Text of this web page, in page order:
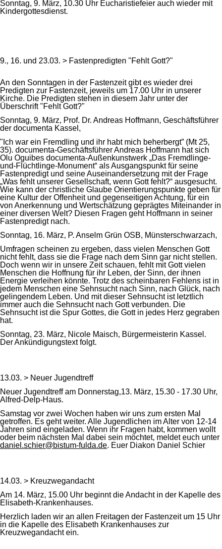
Sonntag, 9. März, 10.30 Uhr Eucharistiefeier auch wieder mit
Kindergottesdienst.
9., 16. und 23.03. > Fastenpredigten "Fehlt Gott?"
An den Sonntagen in der Fastenzeit gibt es wieder drei
Predigten zur Fastenzeit, jeweils um 17.00 Uhr in unserer
Kirche. Die Predigten stehen in diesem Jahr unter der
Überschrift "Fehlt Gott?"
Sonntag, 9. März, Prof. Dr. Andreas Hoffmann, Geschäftsführer
der documenta Kassel,
"Ich war ein Fremdling und ihr habt mich beherbergt” (Mt 25,
35). documenta-Geschäftsführer Andreas Hoffmann hat sich
Olu Oguibes documenta-Außenkunstwerk „Das Fremdlinge-
und-Flüchtlinge-Monument“ als Ausgangspunkt für seine
Fastenpredigt und seine Auseinandersetzung mit der Frage
„Was fehlt unserer Gesellschaft, wenn Gott fehlt?“ ausgesucht.
Wie kann der christliche Glaube Orientierungspunkte geben für
eine Kultur der Offenheit und gegenseitigen Achtung, für ein
von Anerkennung und Wertschätzung geprägtes Miteinander in
einer diversen Welt? Diesen Fragen geht Hoffmann in seiner
Fastenpredigt nach.
Sonntag, 16. März, P. Anselm Grün OSB, Münsterschwarzach,
Umfragen scheinen zu ergeben, dass vielen Menschen Gott
nicht fehlt, dass sie die Frage nach dem Sinn gar nicht stellen.
Doch wenn wir in unsere Zeit schauen, fehlt mit Gott vielen
Menschen die Hoffnung für ihr Leben, der Sinn, der ihnen
Energie verleihen könnte. Trotz des scheinbaren Fehlens ist in
jedem Menschen eine Sehnsucht nach Sinn, nach Glück, nach
gelingendem Leben. Und mit dieser Sehnsucht ist letztlich
immer auch die Sehnsucht nach Gott verbunden. Die
Sehnsucht ist die Spur Gottes, die Gott in jedes Herz gegraben
hat.
Sonntag, 23. März, Nicole Maisch, Bürgermeisterin Kassel.
Der Ankündigungstext folgt.
13.03. > Neuer Jugendtreff
Neuer Jugendtreff am Donnerstag,13. März, 15.30 - 17.30 Uhr,
Alfred-Delp-Haus.
Samstag vor zwei Wochen haben wir uns zum ersten Mal
getroffen. Es geht weiter. Alle Jugendlichen im Alter von 12-14
Jahren sind eingeladen. Wenn ihr Fragen habt, kommen wollt
oder beim nächsten Mal dabei sein möchtet, meldet euch unter
daniel.schier@bistum-fulda.de. Euer Diakon Daniel Schier
14.03. > Kreuzwegandacht
Am 14. März, 15.00 Uhr beginnt die Andacht in der Kapelle des
Elisabeth-Krankenhauses.
Herzlich laden wir an allen Freitagen der Fastenzeit um 15 Uhr
in die Kapelle des Elisabeth Krankenhauses zur
Kreuzwegandacht ein.